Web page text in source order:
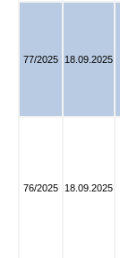
77/2025 18.09.2025
76/2025 18.09.2025